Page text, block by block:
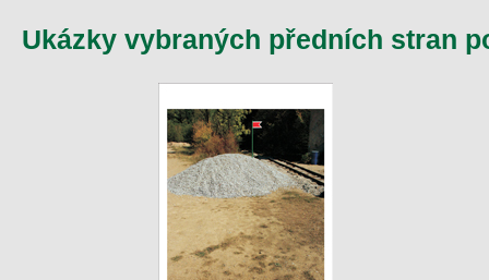
Ukázky vybraných předních stran